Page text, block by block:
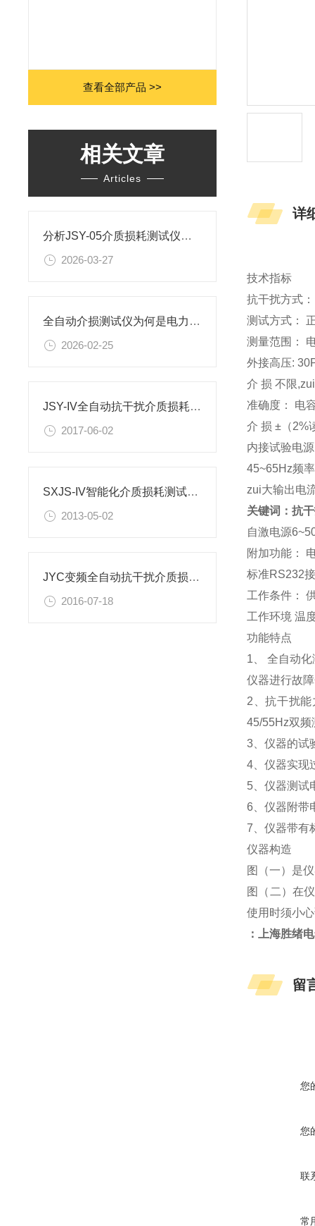
查看全部产品 >>
相关文章
Articles
分析JSY-05介质损耗测试仪的技术特点
2026-03-27
全自动介损测试仪为何是电力设备检测的关键？
2026-02-25
JSY-IV全自动抗干扰介质损耗测试仪的作用
2017-06-02
SXJS-IV智能化介质损耗测试仪工作原理
2013-05-02
JYC变频全自动抗干扰介质损耗测试仪
2016-07-18
详
技术指标
抗干扰方式
测试方式：
测量范围：
外接高压:
介 损 不限
准确度： 电
介 损 ±（2%
内接试验电
45~65Hz频
zui大输出电
关键词：抗
自激电源
附加功能：
标准RS232
工作条件：
工作环境 温
功能特点
1、 全自动
仪器进行故
2、抗干扰
45/55Hz双频
3、仪器的试
4、仪器实现
5、仪器测试
6、仪器附带
7、仪器带有
仪器构造
图（一）是
图（二）在
使用时须小
：上海胜绪
留
您
您
联
常